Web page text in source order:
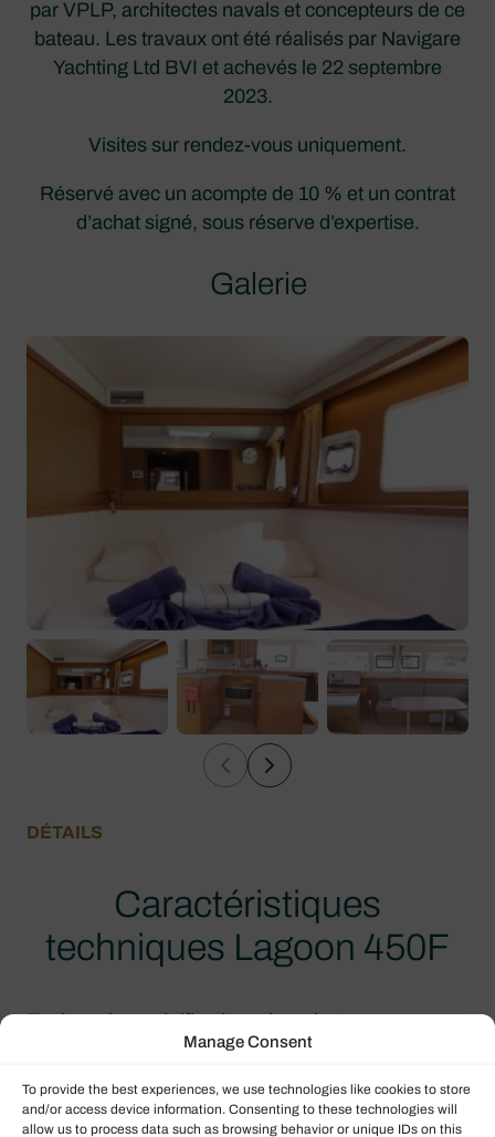
Manage Consent
To provide the best experiences, we use technologies like cookies to store
and/or access device information. Consenting to these technologies will
allow us to process data such as browsing behavior or unique IDs on this
par VPLP, architectes navals et concepteurs de ce
bateau. Les travaux ont été réalisés par Navigare
Yachting Ltd BVI et achevés le 22 septembre
2023.
Visites sur rendez-vous uniquement.
Réservé avec un acompte de 10 % et un contrat
d’achat signé, sous réserve d’expertise.
Galerie
DÉTAILS
Caractéristiques
techniques Lagoon 450F
Explorez les spécifications de ce bateau